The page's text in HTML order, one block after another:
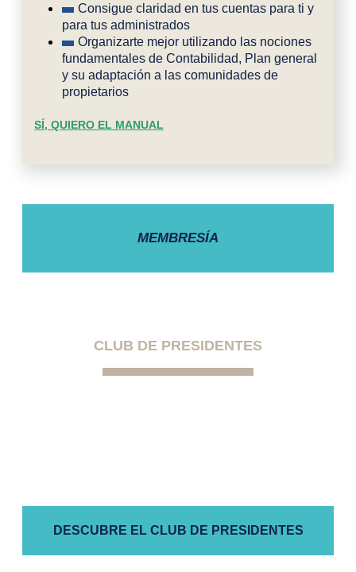
Consigue claridad en tus cuentas para ti y
para tus administrados
Organizarte mejor utilizando las nociones
fundamentales de Contabilidad, Plan general
y su adaptación a las comunidades de
propietarios
SÍ, QUIERO EL MANUAL
MEMBRESÍA
CLUB DE PRESIDENTES
DESCUBRE EL CLUB DE PRESIDENTES